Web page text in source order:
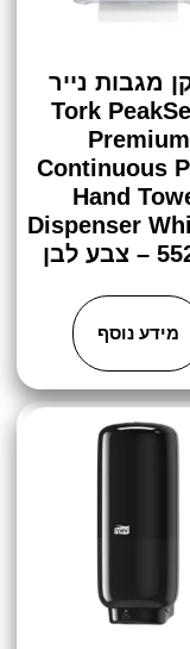
מגבות נייר
Tork
Premium
Continuous
Hand
Dispenser
לבן
מידע נוסף